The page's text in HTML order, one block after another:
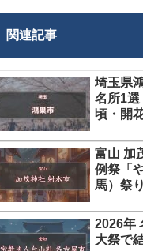
関連記事
埼玉県
名所1選
頃・開
富山 加
例祭「
馬）祭
2026年
大祭で